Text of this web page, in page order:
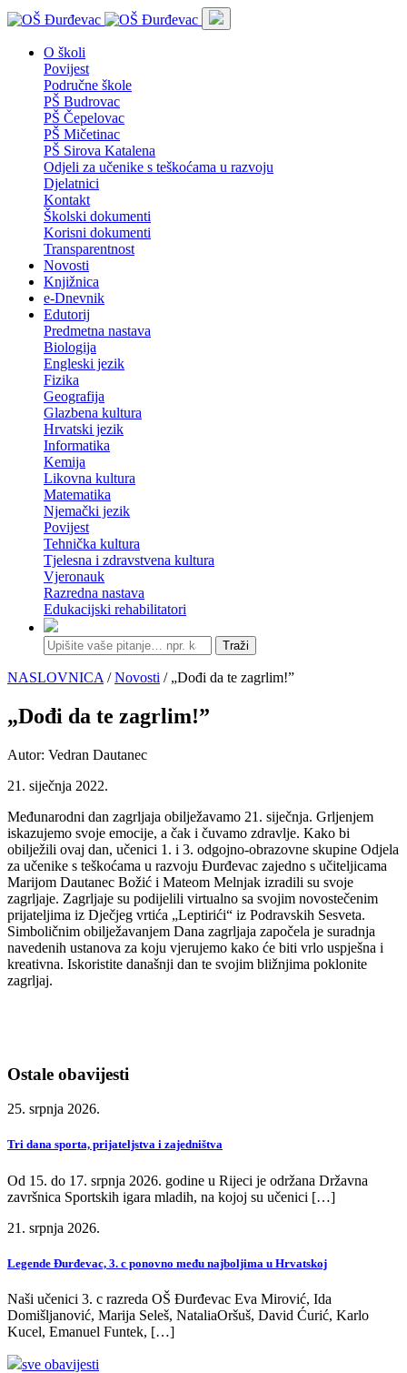
O školi
Povijest
Područne škole
PŠ Budrovac
PŠ Čepelovac
PŠ Mičetinac
PŠ Sirova Katalena
Odjeli za učenike s teškoćama u razvoju
Djelatnici
Kontakt
Školski dokumenti
Korisni dokumenti
Transparentnost
Novosti
Knjižnica
e-Dnevnik
Edutorij
Predmetna nastava
Biologija
Engleski jezik
Fizika
Geografija
Glazbena kultura
Hrvatski jezik
Informatika
Kemija
Likovna kultura
Matematika
Njemački jezik
Povijest
Tehnička kultura
Tjelesna i zdravstvena kultura
Vjeronauk
Razredna nastava
Edukacijski rehabilitatori
Traži
NASLOVNICA /Novosti / „Dođi da te zagrlim!”
„Dođi da te zagrlim!”
Autor: Vedran Dautanec
21. siječnja 2022.
Međunarodni dan zagrljaja obilježavamo 21. siječnja. Grljenjem
iskazujemo svoje emocije, a čak i čuvamo zdravlje. Kako bi
obilježili ovaj dan, učenici 1. i 3. odgojno-obrazovne skupine Odjela
za učenike s teškoćama u razvoju Đurđevac zajedno s učiteljicama
Marijom Dautanec Božić i Mateom Melnjak izradili su svoje
zagrljaje. Zagrljaje su podijelili virtualno sa svojim novostečenim
prijateljima iz Dječjeg vrtića „Leptirići“ iz Podravskih Sesveta.
Simboličnim obilježavanjem Dana zagrljaja započela je suradnja
navedenih ustanova za koju vjerujemo kako će biti vrlo uspješna i
kreativna. Iskoristite današnji dan te svojim bližnjima poklonite
zagrljaj.
Ostale obavijesti
25. srpnja 2026.
Tri dana sporta, prijateljstva i zajedništva
Od 15. do 17. srpnja 2026. godine u Rijeci je održana Državna
završnica Sportskih igara mladih, na kojoj su učenici […]
21. srpnja 2026.
Legende Đurđevac, 3. c ponovno među najboljima u Hrvatskoj
Naši učenici 3. c razreda OŠ Đurđevac Eva Mirović, Ida
Domišljanović, Marija Seleš, NataliaOršuš, David Ćurić, Karlo
Kucel, Emanuel Funtek, […]
sve obavijesti